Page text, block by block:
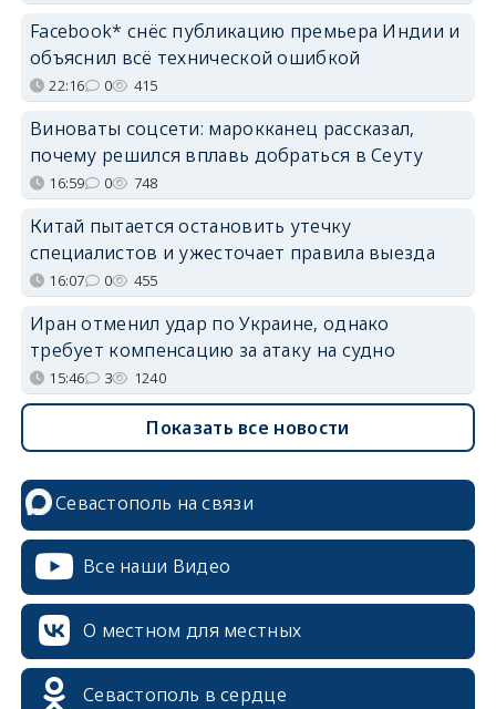
Facebook* снёс публикацию премьера Индии и
объяснил всё технической ошибкой
22:16 0 415
Виноваты соцсети: марокканец рассказал,
почему решился вплавь добраться в Сеуту
16:59 0 748
Китай пытается остановить утечку
специалистов и ужесточает правила выезда
16:07 0 455
Иран отменил удар по Украине, однако
требует компенсацию за атаку на судно
15:46 3 1240
Показать все новости
Севастополь на связи
Все наши Видео
О местном для местных
Севастополь в сердце